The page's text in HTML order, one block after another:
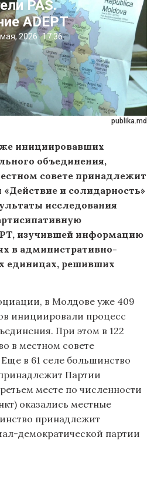
publika.md
PAS.
ADEPT
2026 17:36
инициировавших
объединения,
совете принадлежит
и солидарность»
исследования
изучившей информацию
в административно-
единицах, решивших
в Молдове уже 409
инициировали процесс
При этом в 122
в местном совете
в 61 селе большинство
Партии
месте по численности
оказались местные
принадлежит
демократической партии